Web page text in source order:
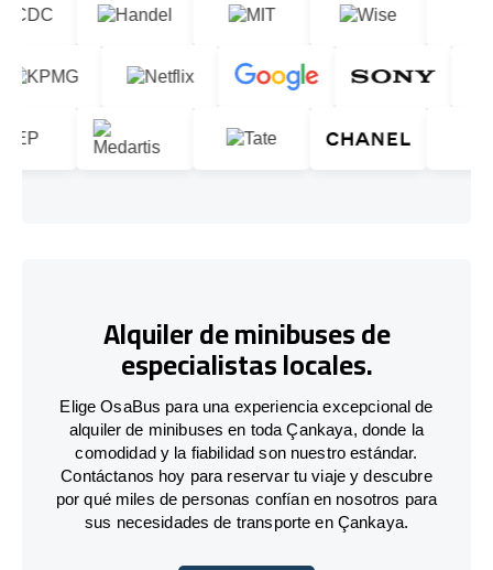
Alquiler de minibuses de
especialistas locales.
Elige OsaBus para una experiencia excepcional de
alquiler de minibuses en toda Çankaya, donde la
comodidad y la fiabilidad son nuestro estándar.
Contáctanos hoy para reservar tu viaje y descubre
por qué miles de personas confían en nosotros para
sus necesidades de transporte en Çankaya.